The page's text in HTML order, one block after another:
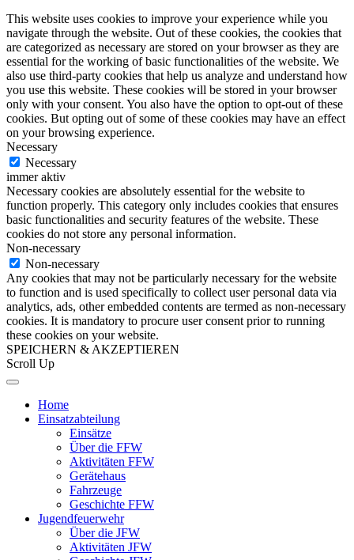
This website uses cookies to improve your experience while you
navigate through the website. Out of these cookies, the cookies that
are categorized as necessary are stored on your browser as they are
essential for the working of basic functionalities of the website. We
also use third-party cookies that help us analyze and understand how
you use this website. These cookies will be stored in your browser
only with your consent. You also have the option to opt-out of these
cookies. But opting out of some of these cookies may have an effect
on your browsing experience.
Necessary
Necessary
immer aktiv
Necessary cookies are absolutely essential for the website to
function properly. This category only includes cookies that ensures
basic functionalities and security features of the website. These
cookies do not store any personal information.
Non-necessary
Non-necessary
Any cookies that may not be particularly necessary for the website
to function and is used specifically to collect user personal data via
analytics, ads, other embedded contents are termed as non-necessary
cookies. It is mandatory to procure user consent prior to running
these cookies on your website.
SPEICHERN & AKZEPTIEREN
Scroll Up
Home
Einsatzabteilung
Einsätze
Über die FFW
Aktivitäten FFW
Gerätehaus
Fahrzeuge
Geschichte FFW
Jugendfeuerwehr
Über die JFW
Aktivitäten JFW